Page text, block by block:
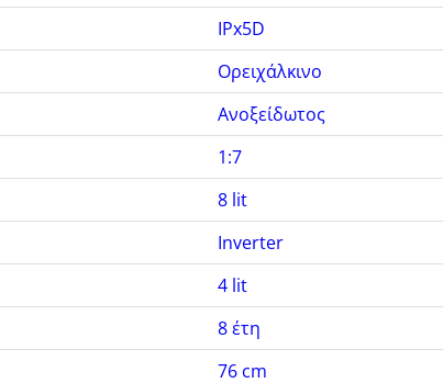
IPx5D
Ορειχάλκινο
Ανοξείδωτος
1:7
8 lit
Inverter
4 lit
8 έτη
76 cm